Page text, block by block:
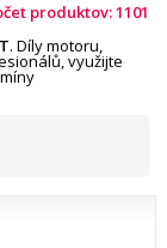
produktov: 1101
. Díly motoru,
využijte